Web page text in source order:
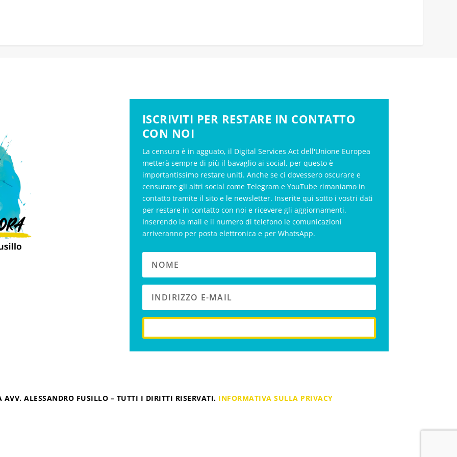
ISCRIVITI PER RESTARE IN CONTATTO
CON NOI
La censura è in agguato, il Digital Services Act dell'Unione Europea
metterà sempre di più il bavaglio ai social, per questo è
importantissimo restare uniti. Anche se ci dovessero oscurare e
censurare gli altri social come Telegram e YouTube rimaniamo in
contatto tramite il sito e le newsletter. Inserite qui sotto i vostri dati
per restare in contatto con noi e ricevere gli aggiornamenti.
Inserendo la mail e il numero di telefono le comunicazioni
arriveranno per posta elettronica e per WhatsApp.
ALESSANDRO FUSILLO – TUTTI I DIRITTI RISERVATI. INFORMATIVA SULLA PRIVACY